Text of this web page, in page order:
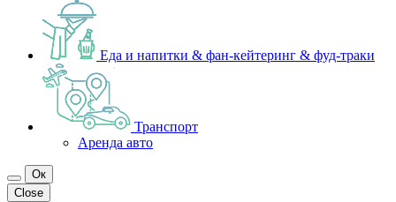
Еда и напитки & фан-кейтеринг & фуд-траки
Транспорт
Аренда авто
Ок
Close